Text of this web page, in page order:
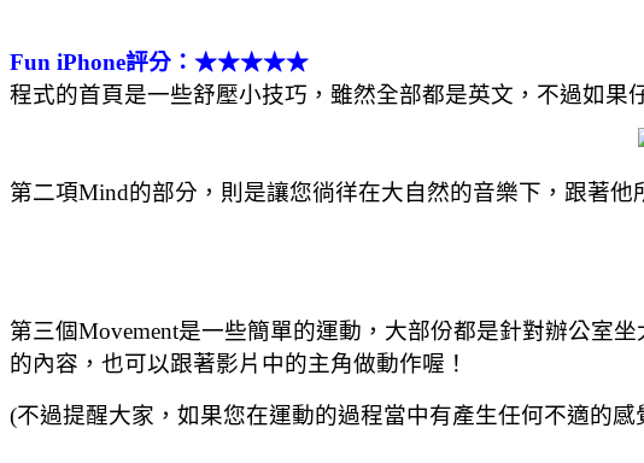
Fun iPhone評分：★★★★★
程式的首頁是一些舒壓小技巧，雖然全部都是英文，不過如果
第二項Mind的部分，則是讓您徜徉在大自然的音樂下，跟著
第三個Movement是一些簡單的運動，大部份都是針對辦公室
的內容，也可以跟著影片中的主角做動作喔！
(不過提醒大家，如果您在運動的過程當中有產生任何不適的